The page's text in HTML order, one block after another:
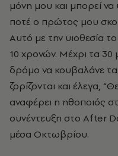
μόνη μου και μπορεί να
ποτέ ο πρώτος μου
Αυτό με την υιοθεσία
10 χρονών. Μέχρι τα 30
δρόμο να κουβαλάνε
ζορίζονται και έλεγα,
αναφέρει η ηθοποιός
συνέντευξη στο After
μέσα Οκτωβρίου.